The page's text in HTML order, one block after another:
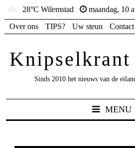
28°C Wilemstad
maandag, 10
Over ons
TIPS? Uw steun Contact
Knipselkrant
Sinds 2010 het nieuws van de
MENU